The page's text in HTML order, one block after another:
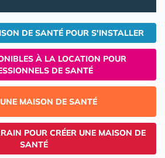
DE SANTÉ POUR S'INSTALLER
À LA LOCATION POUR
DE SANTÉ
MAISON DE SANTÉ
POUR CRÉER UNE MAISON DE
SANTÉ